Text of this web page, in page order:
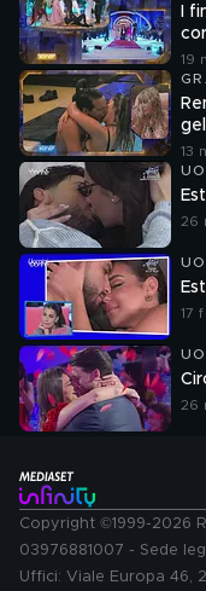
I
19
13
26
17
26
Copyright ©1999-2026
03976881007 - Sede
Uffici: Viale Europa 46,